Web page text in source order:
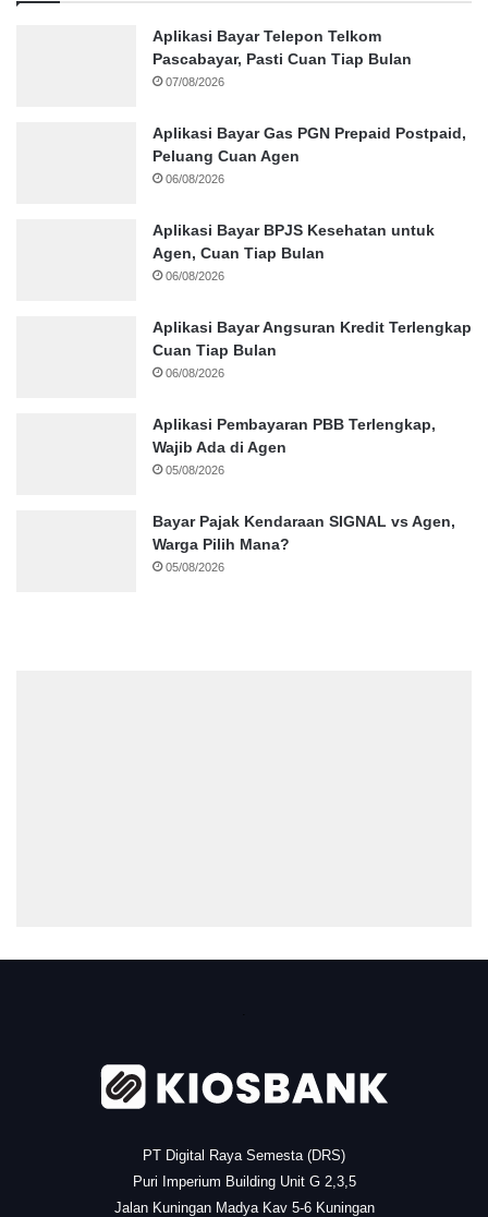
Aplikasi Bayar Telepon Telkom
Pascabayar, Pasti Cuan Tiap Bulan
07/08/2026
Aplikasi Bayar Gas PGN Prepaid Postpaid,
Peluang Cuan Agen
06/08/2026
Aplikasi Bayar BPJS Kesehatan untuk
Agen, Cuan Tiap Bulan
06/08/2026
Aplikasi Bayar Angsuran Kredit Terlengkap
Cuan Tiap Bulan
06/08/2026
Aplikasi Pembayaran PBB Terlengkap,
Wajib Ada di Agen
05/08/2026
Bayar Pajak Kendaraan SIGNAL vs Agen,
Warga Pilih Mana?
05/08/2026
.
PT Digital Raya Semesta (DRS)
Puri Imperium Building Unit G 2,3,5
Jalan Kuningan Madya Kav 5-6 Kuningan